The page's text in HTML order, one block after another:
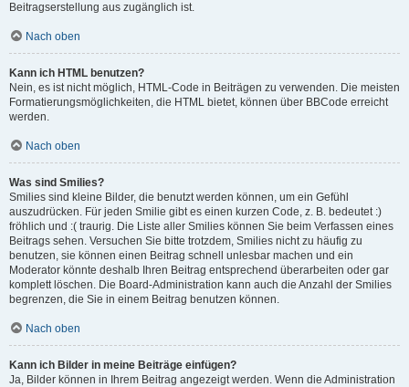
Beitragserstellung aus zugänglich ist.
Nach oben
Kann ich HTML benutzen?
Nein, es ist nicht möglich, HTML-Code in Beiträgen zu verwenden. Die meisten
Formatierungsmöglichkeiten, die HTML bietet, können über BBCode erreicht
werden.
Nach oben
Was sind Smilies?
Smilies sind kleine Bilder, die benutzt werden können, um ein Gefühl
auszudrücken. Für jeden Smilie gibt es einen kurzen Code, z. B. bedeutet :)
fröhlich und :( traurig. Die Liste aller Smilies können Sie beim Verfassen eines
Beitrags sehen. Versuchen Sie bitte trotzdem, Smilies nicht zu häufig zu
benutzen, sie können einen Beitrag schnell unlesbar machen und ein
Moderator könnte deshalb Ihren Beitrag entsprechend überarbeiten oder gar
komplett löschen. Die Board-Administration kann auch die Anzahl der Smilies
begrenzen, die Sie in einem Beitrag benutzen können.
Nach oben
Kann ich Bilder in meine Beiträge einfügen?
Ja, Bilder können in Ihrem Beitrag angezeigt werden. Wenn die Administration